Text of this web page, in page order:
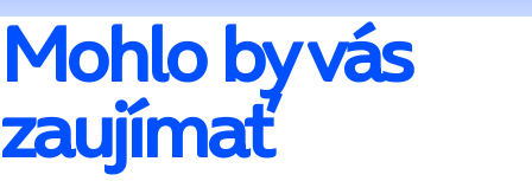
Mohlo by vás
zaujímať